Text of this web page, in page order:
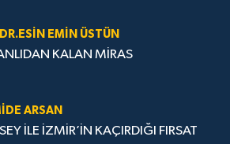
EMIN ÜSTÜN
KALAN MİRAS
ARSAN
İLE İZMİR’İN KAÇIRDIĞI FIRSAT